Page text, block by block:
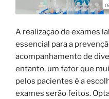
A realização de exames
essencial para a
acompanhamento de
entanto, um fator que
pelos pacientes é a
exames serão feitos.